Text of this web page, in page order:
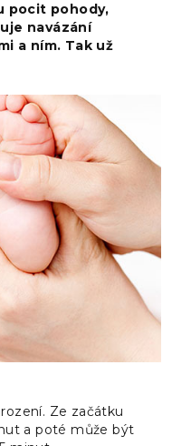
pocit pohody,
navázání
a ním. Tak už
Ze začátku
a poté může být